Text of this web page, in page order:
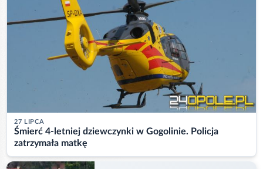
27 LIPCA
Śmierć 4-letniej dziewczynki w Gogolinie. Policja
zatrzymała matkę